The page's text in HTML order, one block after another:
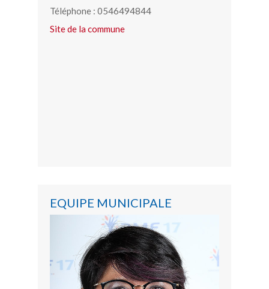
Téléphone : 0546494844
Site de la commune
EQUIPE MUNICIPALE